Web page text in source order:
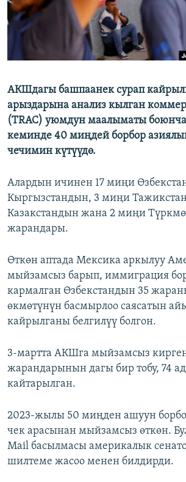
АКШдагы башпаанек сурап
арыздарына анализ кылган
(TRAC) уюмдун маалыматы
кеминде 40 миңдей борбор
чечимин күтүүдө.
Алардын ичинен 17 миңи
Кыргызстандын, 3 миңи
Казакстандын жана 2 миңи
жарандары.
Өткөн аптада Мексика аркылуу
мыйзамсыз барып, иммиграция
кармалган Өзбекстандын 35
өкмөтүнүн басмырлоо саясатын
кайрылганы белгилүү болгон.
3-мартта АКШга мыйзамсыз
жарандарынын дагы бир тобу, 74
кайтарылган.
2023-жылы 50 миңден ашуун
чек арасынан мыйзамсыз өткөн.
Mail басылмасы америкалык
шилтеме жасоо менен билдирди.